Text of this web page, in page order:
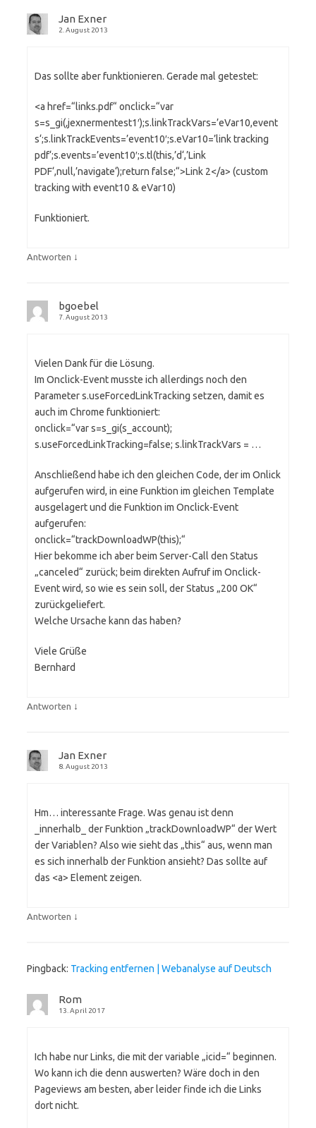
Jan Exner
2. August 2013
Das sollte aber funktionieren. Gerade mal getestet:
<a href=“links.pdf“ onclick=“var
s=s_gi(‚jexnermentest1′);s.linkTrackVars=’eVar10,event
s‘;s.linkTrackEvents=’event10′;s.eVar10=’link tracking
pdf‘;s.events=’event10′;s.tl(this,’d‘,’Link
PDF‘,null,’navigate‘);return false;“>Link 2</a> (custom
tracking with event10 & eVar10)
Funktioniert.
Antworten ↓
bgoebel
7. August 2013
Vielen Dank für die Lösung.
Im Onclick-Event musste ich allerdings noch den
Parameter s.useForcedLinkTracking setzen, damit es
auch im Chrome funktioniert:
onclick=“var s=s_gi(s_account);
s.useForcedLinkTracking=false; s.linkTrackVars = …
Anschließend habe ich den gleichen Code, der im Onlick
aufgerufen wird, in eine Funktion im gleichen Template
ausgelagert und die Funktion im Onclick-Event
aufgerufen:
onclick=“trackDownloadWP(this);“
Hier bekomme ich aber beim Server-Call den Status
„canceled“ zurück; beim direkten Aufruf im Onclick-
Event wird, so wie es sein soll, der Status „200 OK“
zurückgeliefert.
Welche Ursache kann das haben?
Viele Grüße
Bernhard
Antworten ↓
Jan Exner
8. August 2013
Hm… interessante Frage. Was genau ist denn
_innerhalb_ der Funktion „trackDownloadWP“ der Wert
der Variablen? Also wie sieht das „this“ aus, wenn man
es sich innerhalb der Funktion ansieht? Das sollte auf
das <a> Element zeigen.
Antworten ↓
Pingback: Tracking entfernen | Webanalyse auf Deutsch
Rom
13. April 2017
Ich habe nur Links, die mit der variable „icid=“ beginnen.
Wo kann ich die denn auswerten? Wäre doch in den
Pageviews am besten, aber leider finde ich die Links
dort nicht.